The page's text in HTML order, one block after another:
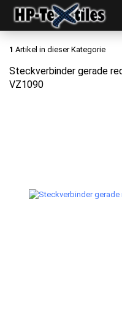
1 Artikel in dieser Kategorie
Steckverbinder gerade
VZ1090